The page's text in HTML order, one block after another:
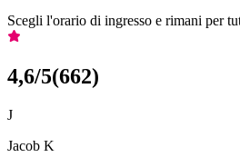
Scegli l'orario di ingresso e rimani per
4,6/5(662)
J
Jacob K